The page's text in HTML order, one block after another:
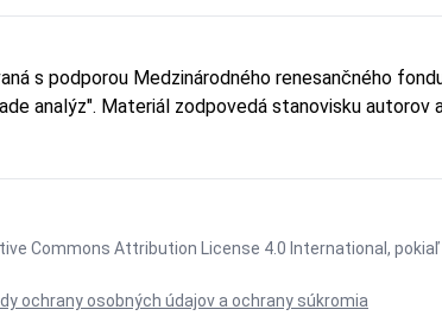
s podporou Medzinárodného renesančného
analýz". Materiál zodpovedá stanovisku
Commons Attribution License 4.0 International ,
ochrany osobných údajov a ochrany súkromia